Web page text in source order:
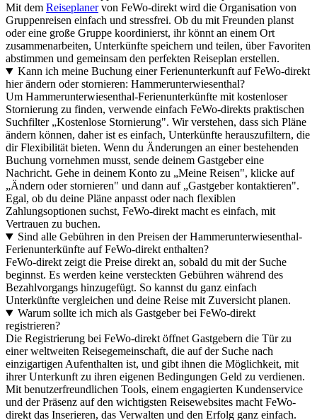
Mit dem Reiseplanervon FeWo-direkt wird die Organisation von
Gruppenreisen einfach und stressfrei. Ob du mit Freunden planst
oder eine große Gruppe koordinierst, ihr könnt an einem Ort
zusammenarbeiten, Unterkünfte speichern und teilen, über Favoriten
abstimmen und gemeinsam den perfekten Reiseplan erstellen.
Kann ich meine Buchung einer Ferienunterkunft auf FeWo-direkt
hier ändern oder stornieren: Hammerunterwiesenthal?
Um Hammerunterwiesenthal-Ferienunterkünfte mit kostenloser
Stornierung zu finden, verwende einfach FeWo-direkts praktischen
Suchfilter „Kostenlose Stornierung". Wir verstehen, dass sich Pläne
ändern können, daher ist es einfach, Unterkünfte herauszufiltern, die
dir Flexibilität bieten. Wenn du Änderungen an einer bestehenden
Buchung vornehmen musst, sende deinem Gastgeber eine
Nachricht. Gehe in deinem Konto zu „Meine Reisen", klicke auf
„Ändern oder stornieren" und dann auf „Gastgeber kontaktieren".
Egal, ob du deine Pläne anpasst oder nach flexiblen
Zahlungsoptionen suchst, FeWo-direkt macht es einfach, mit
Vertrauen zu buchen.
Sind alle Gebühren in den Preisen der Hammerunterwiesenthal-
Ferienunterkünfte auf FeWo-direkt enthalten?
FeWo-direkt zeigt die Preise direkt an, sobald du mit der Suche
beginnst. Es werden keine versteckten Gebühren während des
Bezahlvorgangs hinzugefügt. So kannst du ganz einfach
Unterkünfte vergleichen und deine Reise mit Zuversicht planen.
Warum sollte ich mich als Gastgeber bei FeWo-direkt
registrieren?
Die Registrierung bei FeWo-direkt öffnet Gastgebern die Tür zu
einer weltweiten Reisegemeinschaft, die auf der Suche nach
einzigartigen Aufenthalten ist, und gibt ihnen die Möglichkeit, mit
ihrer Unterkunft zu ihren eigenen Bedingungen Geld zu verdienen.
Mit benutzerfreundlichen Tools, einem engagierten Kundenservice
und der Präsenz auf den wichtigsten Reisewebsites macht FeWo-
direkt das Inserieren, das Verwalten und den Erfolg ganz einfach.